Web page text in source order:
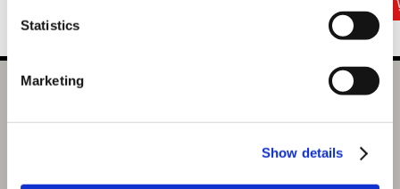
Statistics
Marketing
Show details
くるみたぴぬい 逆転裁判 成歩堂 龍一
選択中の商品
商品を選びなおす